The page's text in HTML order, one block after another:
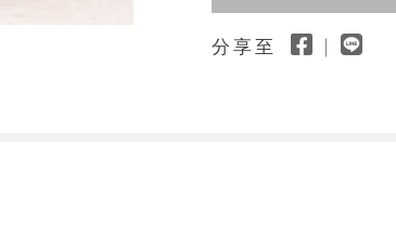
分享至